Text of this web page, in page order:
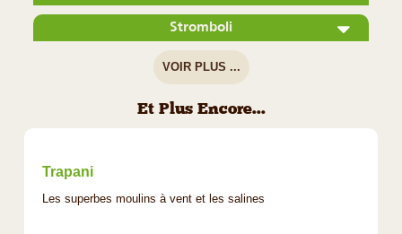
Stromboli
VOIR PLUS ...
Et Plus Encore...
Trapani
Les superbes moulins à vent et les salines